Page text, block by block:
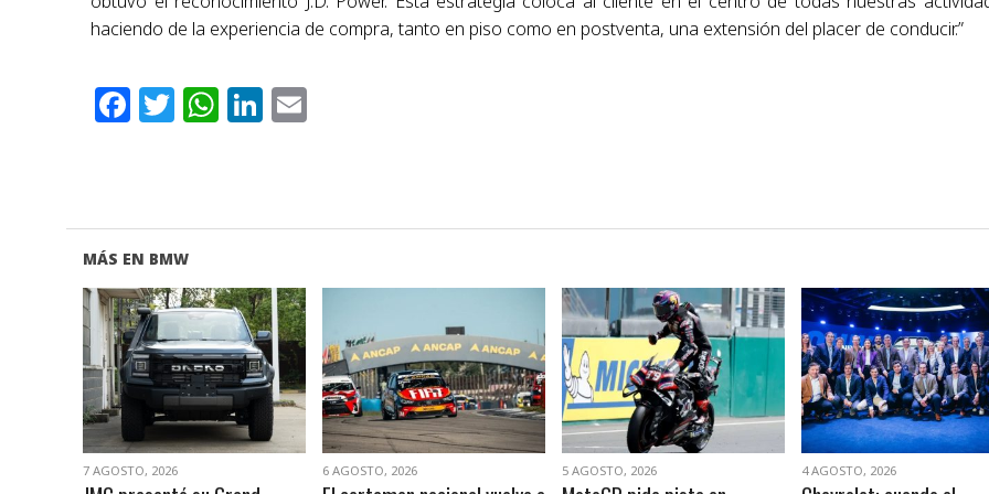
haciendo de la experiencia de compra, tanto en piso como en postventa, una extensión del placer de conducir.”
Facebook
Twitter
WhatsApp
LinkedIn
MÁS EN BMW
VER NOTA
7 AGOSTO, 2026
VER NOTA
6 AGOSTO, 2026
VER NOTA
5 AGOSTO, 2026
VER NOTA
4 AGOSTO, 2026